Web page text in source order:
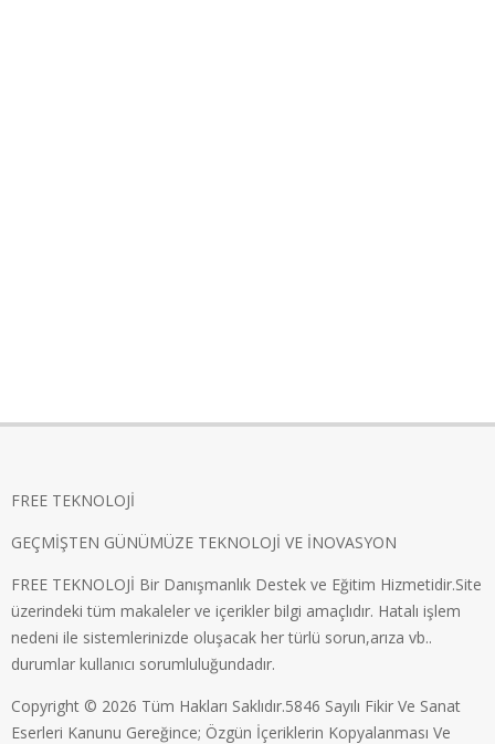
FREE TEKNOLOJİ
GEÇMİŞTEN GÜNÜMÜZE TEKNOLOJİ VE İNOVASYON
FREE TEKNOLOJİ Bir Danışmanlık Destek ve Eğitim Hizmetidir.Site
üzerindeki tüm makaleler ve içerikler bilgi amaçlıdır. Hatalı işlem
nedeni ile sistemlerinizde oluşacak her türlü sorun,arıza vb..
durumlar kullanıcı sorumluluğundadır.
Copyright © 2026 Tüm Hakları Saklıdır.5846 Sayılı Fikir Ve Sanat
Eserleri Kanunu Gereğince; Özgün İçeriklerin Kopyalanması Ve